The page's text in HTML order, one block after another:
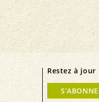
Restez à jour